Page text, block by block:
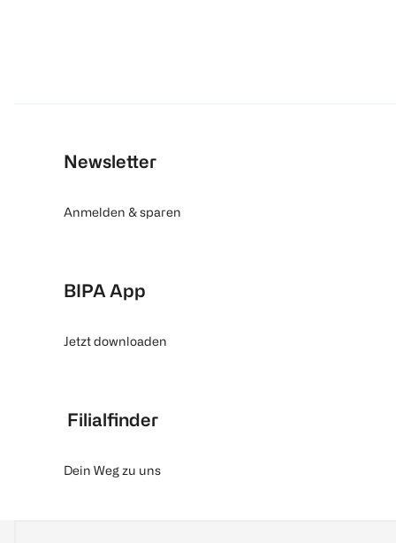
Newsletter
Anmelden & sparen
BIPA App
Jetzt downloaden
Filialfinder
Dein Weg zu uns